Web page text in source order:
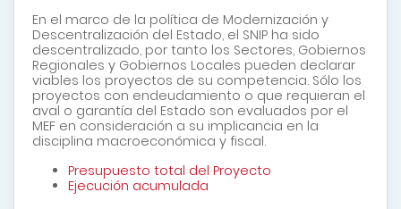
En el marco de la política de Modernización y
Descentralización del Estado, el SNIP ha sido
descentralizado, por tanto los Sectores, Gobiernos
Regionales y Gobiernos Locales pueden declarar
viables los proyectos de su competencia. Sólo los
proyectos con endeudamiento o que requieran el
aval o garantía del Estado son evaluados por el
MEF en consideración a su implicancia en la
disciplina macroeconómica y fiscal.
Presupuesto total del Proyecto
Ejecución acumulada